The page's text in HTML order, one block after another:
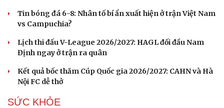
Tin bóng đá 6-8: Nhân tố bí ẩn xuất hiện ở trận Việt Nam
vs Campuchia?
Lịch thi đấu V-League 2026/2027: HAGL đối đầu Nam
Định ngay ở trận ra quân
Kết quả bốc thăm Cúp Quốc gia 2026/2027: CAHN và Hà
Nội FC dễ thở
SỨC KHỎE